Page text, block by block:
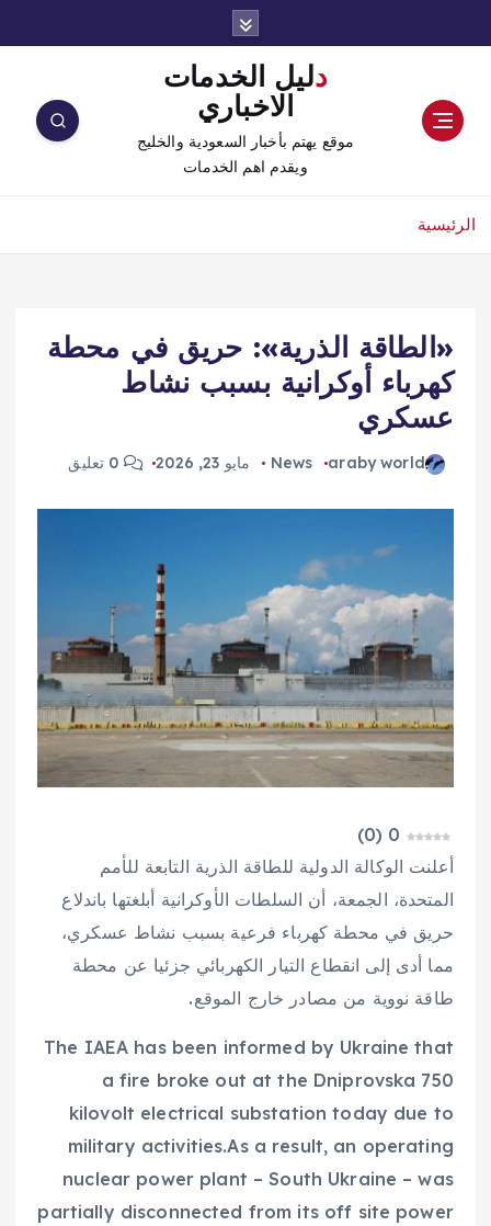
دليل الخدمات
الاخباري
موقع يهتم بأخبار السعودية والخليج
ويقدم اهم الخدمات
الرئيسية
«الطاقة الذرية»: حريق في محطة
كهرباء أوكرانية بسبب نشاط
عسكري
araby world
News مايو 23, 2026
0
(
0
)
أعلنت ‌الوكالة الدولية للطاقة الذرية التابعة للأمم
المتحدة، الجمعة، أن السلطات الأوكرانية ​أبلغتها باندلاع
حريق في محطة كهرباء فرعية بسبب نشاط عسكري،
مما أدى إلى انقطاع التيار الكهربائي جزئيا عن محطة
طاقة نووية من مصادر خارج الموقع.
The IAEA has been informed by Ukraine that
a fire broke out at the Dniprovska 750
kilovolt electrical substation today due to
military activities.As a result, an operating
nuclear power plant – South Ukraine – was
partially disconnected from its off site power